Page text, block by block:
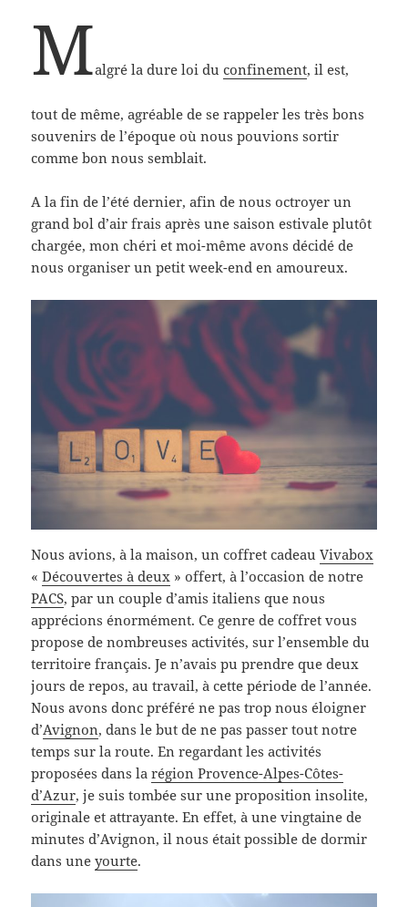
Malgré la dure loi duconfinement, il est,
tout de même, agréable de se rappeler les très bons
souvenirs de l’époque où nous pouvions sortir
comme bon nous semblait.
A la fin de l’été dernier, afin de nous octroyer un
grand bol d’air frais après une saison estivale plutôt
chargée, mon chéri et moi-même avons décidé de
nous organiser un petit week-end en amoureux.
Nous avions, à la maison, un coffret cadeauVivabox
«Découvertes à deux » offert, à l’occasion de notre
PACS, par un couple d’amis italiens que nous
apprécions énormément. Ce genre de coffret vous
propose de nombreuses activités, sur l’ensemble du
territoire français. Je n’avais pu prendre que deux
jours de repos, au travail, à cette période de l’année.
Nous avons donc préféré ne pas trop nous éloigner
d’Avignon, dans le but de ne pas passer tout notre
temps sur la route. En regardant les activités
proposées dans larégion Provence-Alpes-Côtes-
d’Azur, je suis tombée sur une proposition insolite,
originale et attrayante. En effet, à une vingtaine de
minutes d’Avignon, il nous était possible de dormir
dans uneyourte.